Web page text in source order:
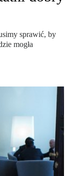
sprawić, by
mogła